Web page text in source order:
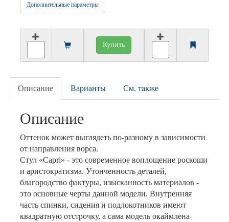
Дополнительные параметры
Купить
Описание Варианты См. также
Описание
Оттенок может выглядеть по-разному в зависимости
от направления ворса.
Cтул «Capri» - это современное воплощение роскоши
и аристократизма. Утонченность деталей,
благородство фактуры, изысканность материалов -
это основные черты данной модели. Внутренняя
часть спинки, сидения и подлокотников имеют
квадратную отстрочку, а сама модель окаймлена